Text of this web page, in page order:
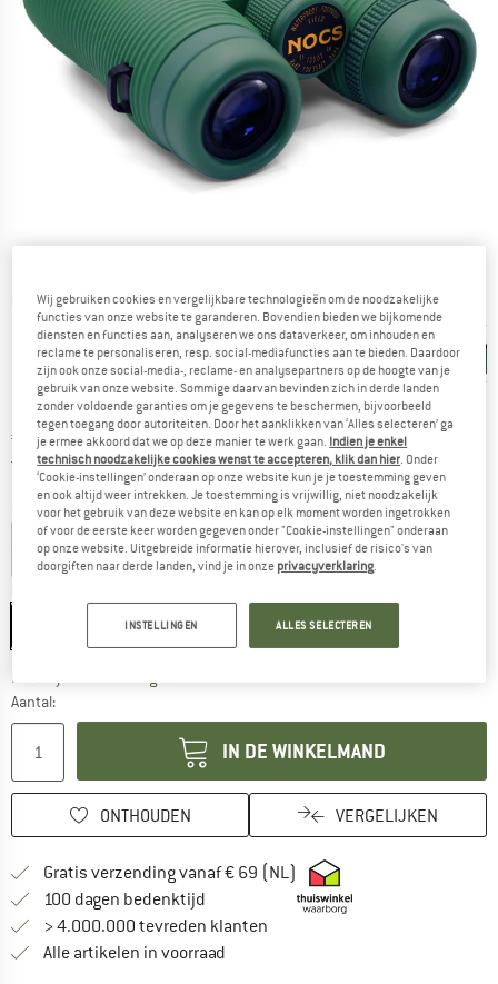
Gedetailleerde foto's
Prijs:
€ 224,95 incl. BTW
Gratis verzending(NL)Nederland. Informatie over de
Kleur:Jade Green
10 x 42 mm
Levertijd: 3-5 werkdagen
Aantal:
IN DE WINKELMAND
ONTHOUDEN VERGELIJKEN
Gratis verzending vanaf € 69 (NL) Vind hier de
100 dagen bedenktijd Vind de betalingsinformatie hier!
> 4.000.000 tevreden klanten
Alle artikelen in voorraad
Wij gebruiken cookies en vergelijkbare technologieën om de noodzakelijke
functies van onze website te garanderen. Bovendien bieden we bijkomende
diensten en functies aan, analyseren we ons dataverkeer, om inhouden en
reclame te personaliseren, resp. social-mediafuncties aan te bieden. Daardoor
zijn ook onze social-media-, reclame- en analysepartners op de hoogte van je
gebruik van onze website. Sommige daarvan bevinden zich in derde landen
zonder voldoende garanties om je gegevens te beschermen, bijvoorbeeld
tegen toegang door autoriteiten. Door het aanklikken van ‘Alles selecteren’ ga
je ermee akkoord dat we op deze manier te werk gaan. Indien je enkel
technisch noodzakelijke cookies wenst te accepteren, klik dan hier . Onder
‘Cookie-instellingen’ onderaan op onze website kun je je toestemming geven
en ook altijd weer intrekken. Je toestemming is vrijwillig, niet noodzakelijk
voor het gebruik van deze website en kan op elk moment worden ingetrokken
of voor de eerste keer worden gegeven onder "Cookie-instellingen" onderaan
op onze website. Uitgebreide informatie hierover, inclusief de risico's van
doorgiften naar derde landen, vind je in onze privacyverklaring
INSTELLINGEN ALLES SELECTEREN